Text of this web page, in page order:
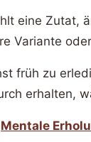
eine
Variante
früh zu
erhalten,
Mentale